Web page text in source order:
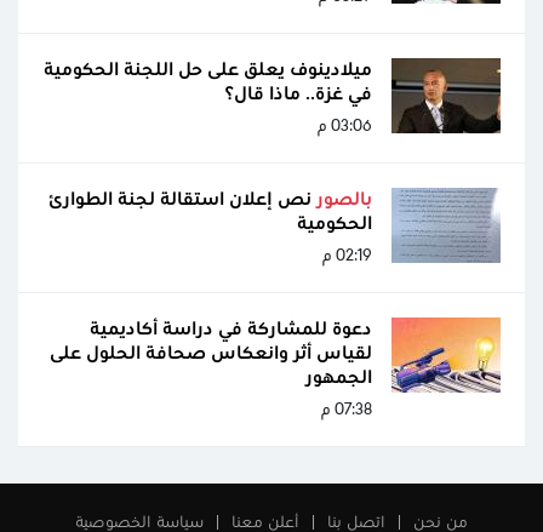
ميلادينوف يعلق على حل اللجنة الحكومية
في غزة.. ماذا قال؟
03:06 م
بالصور نص إعلان استقالة لجنة الطوارئ
الحكومية
02:19 م
دعوة للمشاركة في دراسة أكاديمية
لقياس أثر وانعكاس صحافة الحلول على
الجمهور
07:38 م
من نحن اتصل بنا أعلن معنا سياسة الخصوصية